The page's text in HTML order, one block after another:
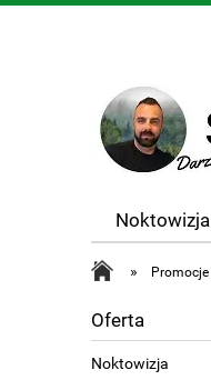
Noktowizja
» Promocje
Oferta
Noktowizja